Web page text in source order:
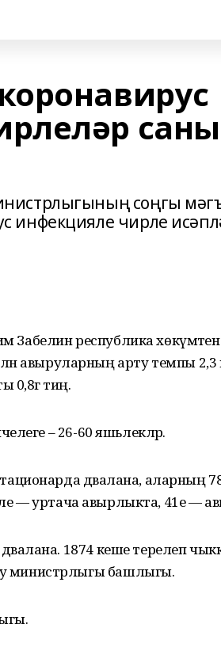
саны
соңгы
инфекцияле чирле
республика
белән авыруларның арту темпы
0,8гә тиң.
– 26-60 яшьлекләр.
дәвалана, аларның
— уртача авырлыкта, 41е —
1874 кеше терелеп
министрлыгы башлыгы.